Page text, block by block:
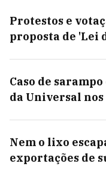
Protestos e
proposta de 'Lei
Caso de
da Universal nos
Nem o lixo
exportações de